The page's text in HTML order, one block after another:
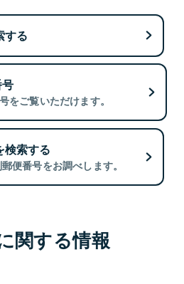
する
をご覧いただけます。
検索する
便番号をお調べします。
関する情報